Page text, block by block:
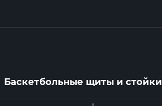
Баскетбольные щиты и стойки